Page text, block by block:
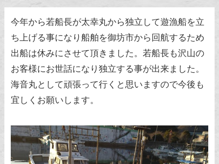
今年から若船長が太幸丸から独立して遊漁船を立
ち上げる事になり船舶を御坊市から回航するため
出船は休みにさせて頂きました。若船長も沢山の
お客様にお世話になり独立する事が出来ました。
海音丸として頑張って行くと思いますので今後も
宜しくお願いします。